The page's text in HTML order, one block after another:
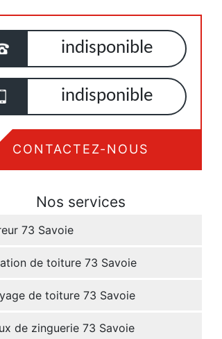
indisponible
indisponible
CONTACTEZ-NOUS
Nos services
73 Savoie
de toiture 73 Savoie
de toiture 73 Savoie
de zinguerie 73 Savoie